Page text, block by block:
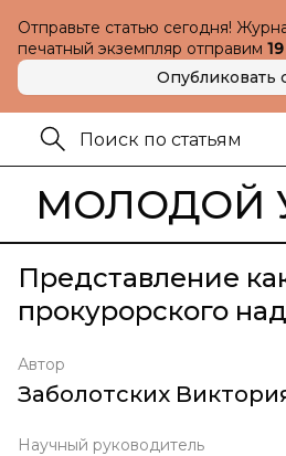
Отправьте статью сегодня!
печатный экземпляр отправим
Опубликовать
МОЛОДОЙ
Представление
прокурорского
Автор
Заболотских
Научный руководитель